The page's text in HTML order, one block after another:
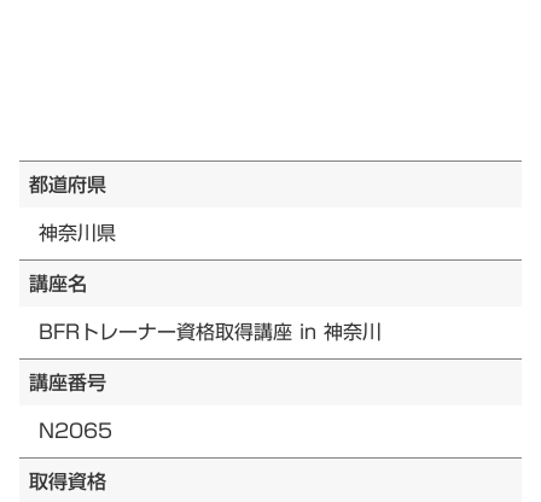
都道府県
神奈川県
講座名
BFRトレーナー資格取得講座 in 神奈川
講座番号
N2065
取得資格